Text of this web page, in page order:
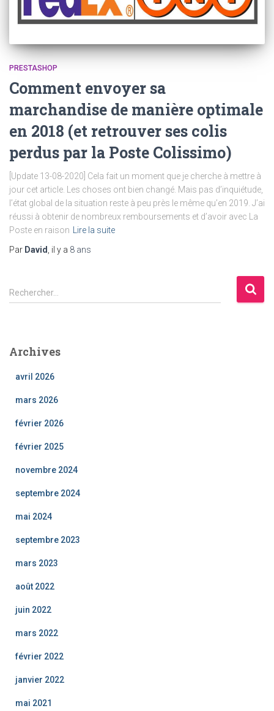
PRESTASHOP
Comment envoyer sa
marchandise de manière optimale
en 2018 (et retrouver ses colis
perdus par la Poste Colissimo)
[Update 13-08-2020] Cela fait un moment que je cherche à mettre à
jour cet article. Les choses ont bien changé. Mais pas d’inquiétude,
l’état global de la situation reste à peu près le même qu’en 2019. J’ai
réussi à obtenir de nombreux remboursements et d’avoir avec La
Poste en raison Lire la suite
Par David, il y a 8 ans
R
e
r
Rechercher…
Archives
avril 2026
mars 2026
février 2026
février 2025
novembre 2024
septembre 2024
mai 2024
septembre 2023
mars 2023
août 2022
juin 2022
mars 2022
février 2022
janvier 2022
mai 2021